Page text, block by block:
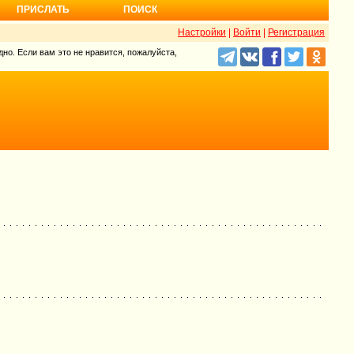
ПРИСЛАТЬ ПОИСК
Настройки Войти Регистрация
Если вам это не нравится, пожалуйста,